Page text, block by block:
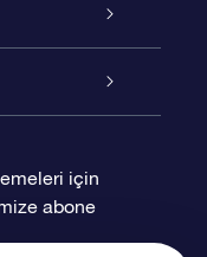
için
abone